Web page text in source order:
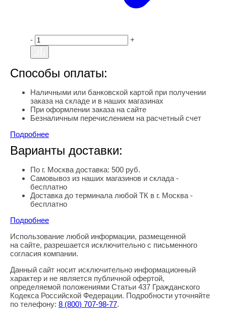
- +
Способы оплаты:
Наличными или банковской картой при получении
заказа на складе и в наших магазинах
При оформлении заказа на сайте
Безналичным перечислением на расчетный счет
Подробнее
Варианты доставки:
По г. Москва доставка: 500 руб.
Самовывоз из наших магазинов и склада -
бесплатно
Доставка до терминала любой ТК в г. Москва -
бесплатно
Подробнее
Правовая информация
Использование любой информации, размещенной
на сайте, разрешается исключительно с письменного
согласия компании.
Данный сайт носит исключительно информационный
характер и не является публичной офертой,
определяемой положениями Статьи 437 Гражданского
Кодекса Российской Федерации. Подробности уточняйте
по телефону: 8 (800) 707-98-77.